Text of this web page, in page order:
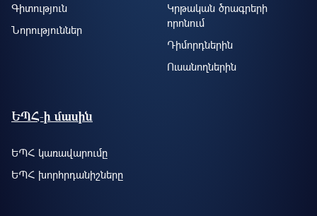
Գիտություն
Նորություններ
Կրթական ծրագրերի
որոնում
Դիմորդներին
Ուսանողներին
ԵՊՀ-ի մասին
ԵՊՀ կառավարումը
ԵՊՀ խորհրդանիշները